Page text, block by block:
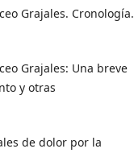
Grajales. Cronología.
Grajales: Una breve
y otras
de dolor por la